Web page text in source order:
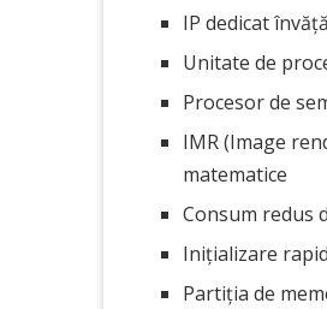
IP dedicat
Unitate de
Procesor de
IMR (Image
matematice
Consum redus
Inițializare
Partiția de